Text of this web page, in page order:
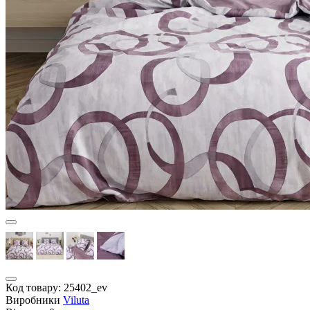
Код товару: 25402_ev
Виробники Viluta